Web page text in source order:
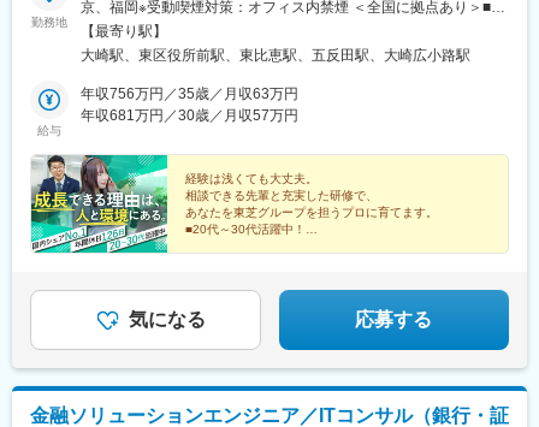
・新規顧客開拓および既存顧客深耕
・販売施策や勉強会の企画・運営
・市場分析および販売促進活動
■仕事の魅力
・法人モバイルに加え、クラウドやセキュリティなど幅広いICT知
識を身につけられる
・パートナー支援から顧客提案まで幅広い営業経験を積むことが
できる
・ソフトバンクグループの豊富な商材を活用し、お客さまの課題
変更の範囲：会社内でのすべての業務
勤務地
京、福岡※受動喫煙対策：オフィス内禁煙 ＜全国に拠点あり＞■北
海道／北海道札幌市■東北／宮城県仙台市■関東／東京都品川区■
東海／愛知県名古屋市■中国／広島県広島市■九州／福岡県福岡市
【最寄り駅】
大崎駅、東区役所前駅、東比恵駅、五反田駅、大崎広小路駅
給与
年収756万円／35歳／月収63万円
年収681万円／30歳／月収57万円
経験は浅くても大丈夫。
相談できる先輩と充実した研修で、
あなたを東芝グループを担うプロに育てます。
■20代～30代活躍中！
■暮らしに身近な製品のサポートだから、やりがいも
大！
気になる 応募する
金融ソリューションエンジニア／ITコンサル（銀行・証